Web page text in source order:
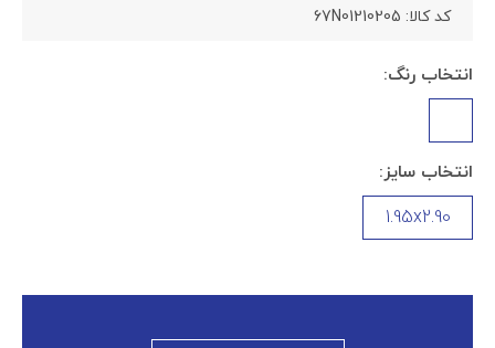
کد کالا: 67N01210205
انتخاب رنگ:
انتخاب سایز:
1.95x2.90